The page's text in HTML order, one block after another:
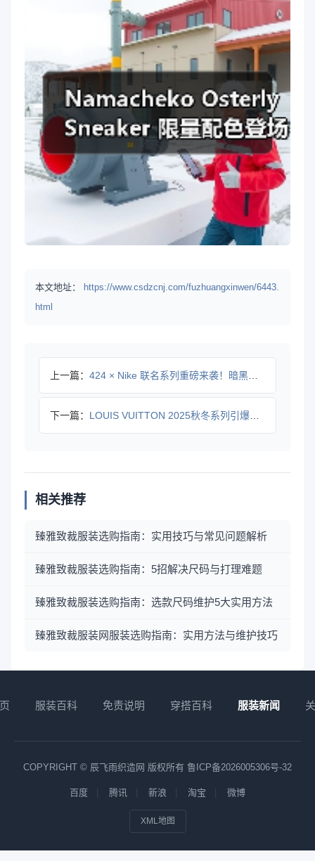
本文地址：
https://www.csdzcnj.com/fuzhuangxinwen/6443.
html
上一篇： 424 × Nike 联名系列重磅来袭！暗黑美学如何颠覆运动
下一篇： LOUIS VUITTON 2025秋冬系列引爆街头风潮，N
相关推荐
臻雅致裁服装选购指南：实用技巧与常见问题解析
臻雅致裁服装选购指南：5招解决尺码与打理难题
臻雅致裁服装选购指南：选款尺码维护5大实用方法
臻雅致裁服装网服装选购指南：实用方法与维护技巧
服装百科 免责说明 穿搭百科 服装新闻
COPYRIGHT © 辰飞雨织造网 版权所有 鲁ICP备2026005306号-32
百度 腾讯 新浪 淘宝 微博
XML地图